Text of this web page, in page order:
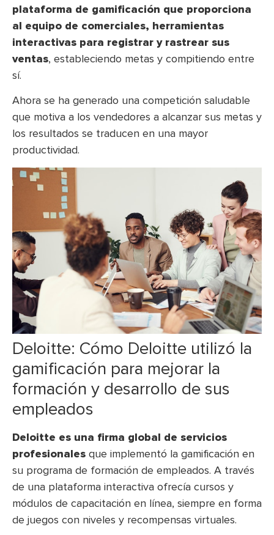
plataforma de gamificación que proporciona
al equipo de comerciales, herramientas
interactivas para registrar y rastrear sus
ventas, estableciendo metas y compitiendo entre
sí.
Ahora se ha generado una competición saludable
que motiva a los vendedores a alcanzar sus metas y
los resultados se traducen en una mayor
productividad.
Deloitte: Cómo Deloitte utilizó la
gamificación para mejorar la
formación y desarrollo de sus
empleados
Deloitte es una firma global de servicios
profesionales que implementó la gamificación en
su programa de formación de empleados. A través
de una plataforma interactiva ofrecía cursos y
módulos de capacitación en línea, siempre en forma
de juegos con niveles y recompensas virtuales.